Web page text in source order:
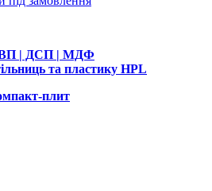
| ДСП | МДФ
та пластику HPL
плит